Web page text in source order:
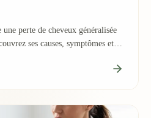
perte de cheveux généralisée
ses causes, symptômes et